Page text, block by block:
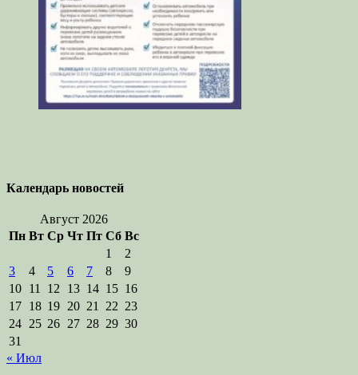
Календарь новостей
Август 2026
Пн Вт Ср Чт Пт Сб Вс
1
2
3
4 5 6 7 8
9
10 11 12 13 14 15 16
17 18 19 20 21 22 23
24 25 26 27 28 29 30
31
« Июл